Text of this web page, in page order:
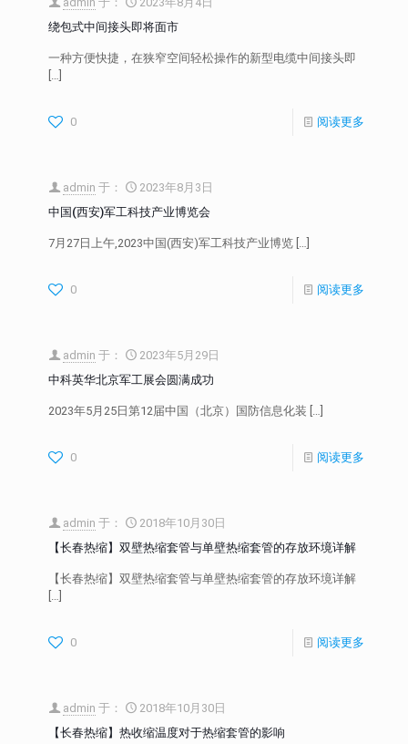
绕包式中间接头即将面市
一种方便快捷，在狭窄空间轻松操作的新型电缆中间接头即
[…]
0 阅读更多
admin 于：
2023年8月3日
中国(西安)军工科技产业博览会
7月27日上午,2023中国(西安)军工科技产业博览 […]
0 阅读更多
admin 于：
2023年5月29日
中科英华北京军工展会圆满成功
2023年5月25日第12届中国（北京）国防信息化装 […]
0 阅读更多
admin 于：
2018年10月30日
【长春热缩】双壁热缩套管与单壁热缩套管的存放环境详解
【长春热缩】双壁热缩套管与单壁热缩套管的存放环境详解
[…]
0 阅读更多
admin 于：
2018年10月30日
【长春热缩】热收缩温度对于热缩套管的影响